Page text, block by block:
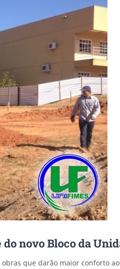
novo Bloco da
obras que darão maior conforto